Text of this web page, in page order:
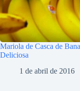
Mariola de Casca de
Deliciosa
1 de abril de 2016